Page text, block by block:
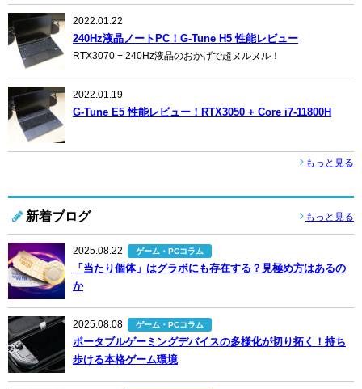
2022.01.22
240Hz液晶ノートPC！G-Tune H5 性能レビュー
RTX3070 + 240Hz液晶のおかげで超ヌルヌル！
2022.01.19
G-Tune E5 性能レビュー！RTX3050 + Core i7-11800H
もっと見る
新着ブログ もっと見る
2025.08.22 ゲーム・PCコラム
「当たり個体」はグラボにも存在する？見極め方はあるの
か
2025.08.08 ゲーム・PCコラム
ポータブルゲーミングデバイスの多様化が切り拓く！持ち
歩ける本格ゲーム環境